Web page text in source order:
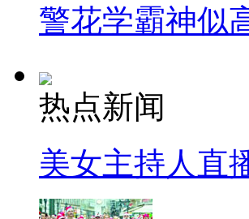
警花学霸神似
热点新闻
美女主持人直